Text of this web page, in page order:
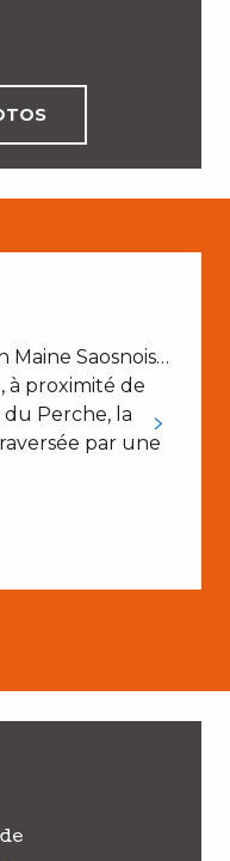
Maine Saosnois…
à proximité de
du Perche, la
par une